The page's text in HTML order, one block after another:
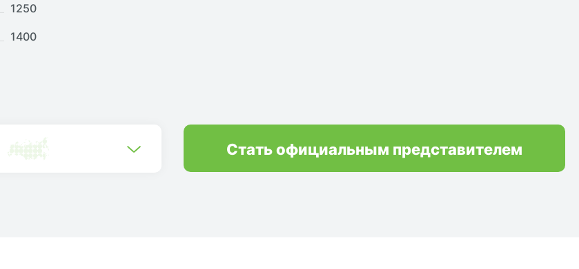
1250
1400
Стать официальным представителем